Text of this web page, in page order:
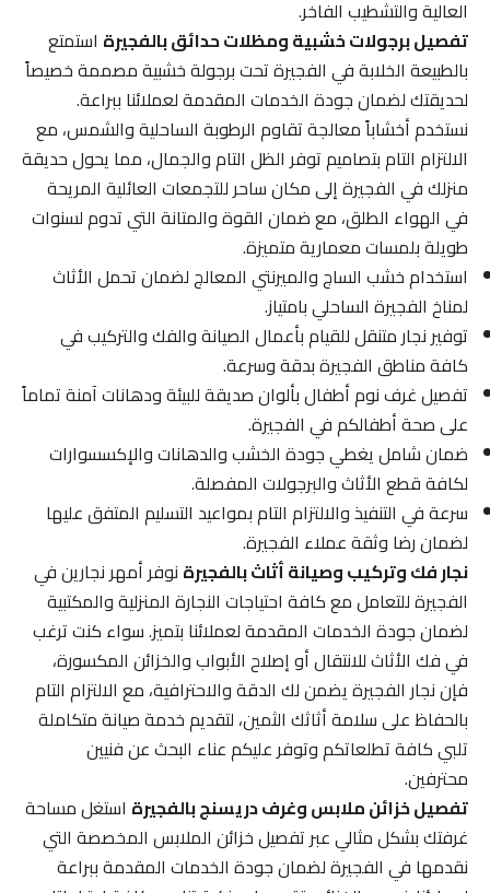
العالية والتشطيب الفاخر.
تفصيل برجولات خشبية ومظلات حدائق بالفجيرةاستمتع
بالطبيعة الخلابة في الفجيرة تحت برجولة خشبية مصممة خصيصاً
لحديقتك لضمان جودة الخدمات المقدمة لعملائنا ببراعة.
نستخدم أخشاباً معالجة تقاوم الرطوبة الساحلية والشمس، مع
الالتزام التام بتصاميم توفر الظل التام والجمال، مما يحول حديقة
منزلك في الفجيرة إلى مكان ساحر للتجمعات العائلية المريحة
في الهواء الطلق، مع ضمان القوة والمتانة التي تدوم لسنوات
طويلة بلمسات معمارية متميزة.
استخدام خشب الساج والميرنتي المعالج لضمان تحمل الأثاث
لمناخ الفجيرة الساحلي بامتياز.
توفير نجار متنقل للقيام بأعمال الصيانة والفك والتركيب في
كافة مناطق الفجيرة بدقة وسرعة.
تفصيل غرف نوم أطفال بألوان صديقة للبيئة ودهانات آمنة تماماً
على صحة أطفالكم في الفجيرة.
ضمان شامل يغطي جودة الخشب والدهانات والإكسسوارات
لكافة قطع الأثاث والبرجولات المفصلة.
سرعة في التنفيذ والالتزام التام بمواعيد التسليم المتفق عليها
لضمان رضا وثقة عملاء الفجيرة.
نجار فك وتركيب وصيانة أثاث بالفجيرةنوفر أمهر نجارين في
الفجيرة للتعامل مع كافة احتياجات النجارة المنزلية والمكتبية
لضمان جودة الخدمات المقدمة لعملائنا بتميز. سواء كنت ترغب
في فك الأثاث للانتقال أو إصلاح الأبواب والخزائن المكسورة،
فإن نجار الفجيرة يضمن لك الدقة والاحترافية، مع الالتزام التام
بالحفاظ على سلامة أثاثك الثمين، لتقديم خدمة صيانة متكاملة
تلبي كافة تطلعاتكم وتوفر عليكم عناء البحث عن فنيين
محترفين.
تفصيل خزائن ملابس وغرف دريسنج بالفجيرةاستغل مساحة
غرفتك بشكل مثالي عبر تفصيل خزائن الملابس المخصصة التي
نقدمها في الفجيرة لضمان جودة الخدمات المقدمة ببراعة